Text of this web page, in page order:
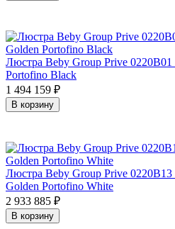
Люстра Beby Group Prive 0220B01
Portofino Black
1 494 159 ₽
В корзину
Люстра Beby Group Prive 0220B13
Golden Portofino White
2 933 885 ₽
В корзину